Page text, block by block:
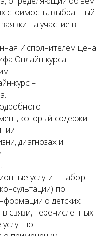
стоимость, выбранный
на участие в
Исполнителем цена
Онлайн-курса .
курс –
который содержит
диагнозах и
услуги – набор
по
о детских
связи, перечисленных
по